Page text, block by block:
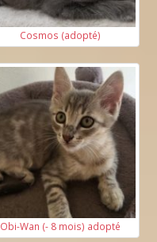
Cosmos (adopté)
Obi-Wan (- 8 mois) adopté